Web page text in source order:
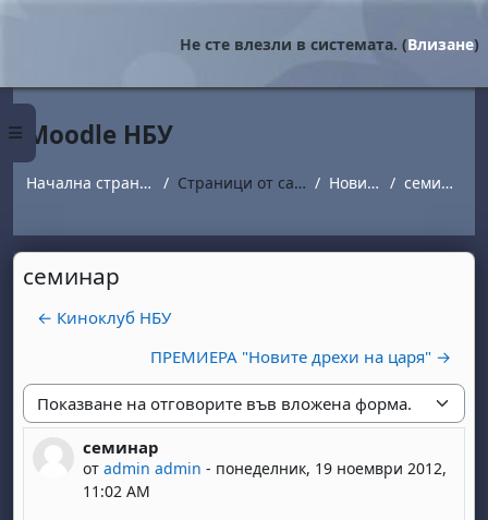
Страничен панел
Не сте влезли в системата. (Влизане)
Moodle НБУ
Начална страница Страници от сайта Новини семинар
семинар
← Киноклуб НБУ
ПРЕМИЕРА "Новите дрехи на царя" →
Начин на показване
семинар
отadmin admin - понеделник, 19 ноември 2012,
11:02 AM
Number of replies: 0